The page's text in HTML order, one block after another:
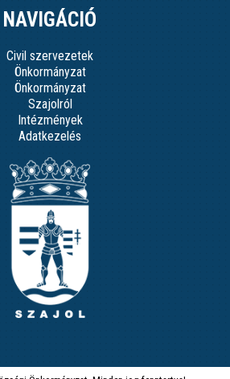
NAVIGÁCIÓ
Civil szervezetek
Önkormányzat
Önkormányzat
Szajolról
Intézmények
Adatkezelés